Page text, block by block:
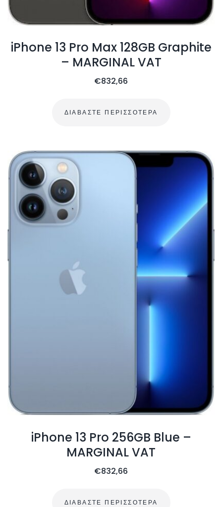
iPhone 13 Pro Max 128GB Graphite
– MARGINAL VAT
€832,66
ΔΙΑΒΆΣΤΕ ΠΕΡΙΣΣΌΤΕΡΑ
iPhone 13 Pro 256GB Blue –
MARGINAL VAT
€832,66
ΔΙΑΒΆΣΤΕ ΠΕΡΙΣΣΌΤΕΡΑ